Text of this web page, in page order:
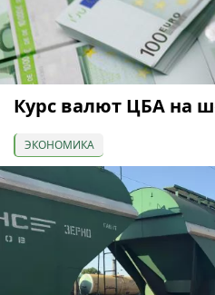
Курс валют ЦБА на
ЭКОНОМИКА